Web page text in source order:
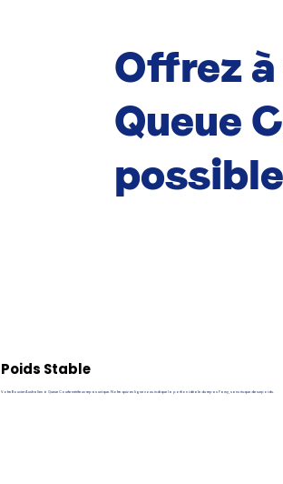
Offrez
Queue
possible
Poids Stable
Votre Bouvier Australien à Queue Courte mérite un repas unique. Notre quiz en ligne vous indique la portion idéale du repas Pawy, sans risque de surpoids.